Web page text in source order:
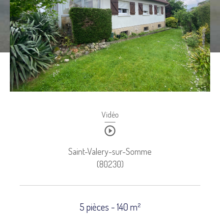
Vidéo
Saint-Valery-sur-Somme
(80230)
5 pièces - 140 m²
Budget
Budget
Surface
SURFACE
Pièces
Pièces
AFFINER LES CRITÈRES